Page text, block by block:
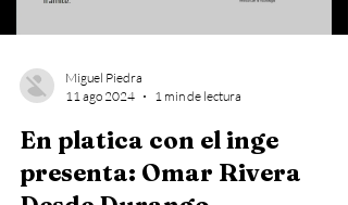
Miguel Piedra
11 ago 2024
1 min de lectura
En platica con el inge
presenta: Omar Rivera